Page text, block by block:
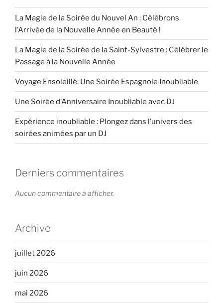
La Magie de la Soirée du Nouvel An : Célébrons
l’Arrivée de la Nouvelle Année en Beauté !
La Magie de la Soirée de la Saint-Sylvestre : Célébrer le
Passage à la Nouvelle Année
Voyage Ensoleillé: Une Soirée Espagnole Inoubliable
Une Soirée d’Anniversaire Inoubliable avec DJ
Expérience inoubliable : Plongez dans l’univers des
soirées animées par un DJ
Derniers commentaires
Aucun commentaire à afficher.
Archive
juillet 2026
juin 2026
mai 2026